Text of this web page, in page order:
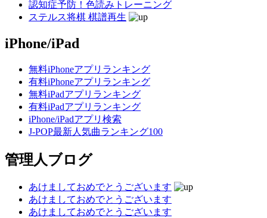
認知症予防！色読みトレーニング
ステルス将棋 棋譜再生
iPhone/iPad
無料iPhoneアプリランキング
有料iPhoneアプリランキング
無料iPadアプリランキング
有料iPadアプリランキング
iPhone/iPadアプリ検索
J-POP最新人気曲ランキング100
管理人ブログ
あけましておめでとうございます
あけましておめでとうございます
あけましておめでとうございます